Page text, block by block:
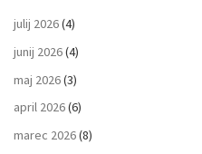
julij 2026(4)
junij 2026(4)
maj 2026(3)
april 2026(6)
marec 2026(8)